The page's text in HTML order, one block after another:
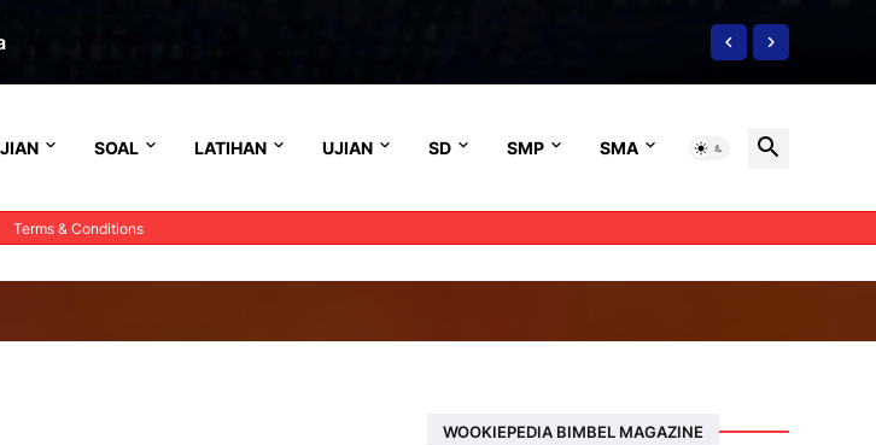
SOAL LATIHAN UJIAN SD SMP SMA
Terms & Conditions
WOOKIEPEDIA BIMBEL MAGAZINE